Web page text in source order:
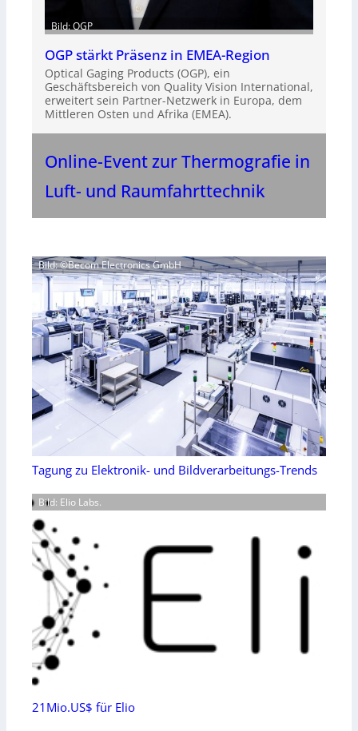
Bild: OGP
OGP stärkt Präsenz in EMEA-Region
Optical Gaging Products (OGP), ein
Geschäftsbereich von Quality Vision International,
erweitert sein Partner-Netzwerk in Europa, dem
Mittleren Osten und Afrika (EMEA).
Online-Event zur Thermografie in
Luft- und Raumfahrttechnik
Bild: ©Becom Electronics GmbH
Tagung zu Elektronik- und Bildverarbeitungs-Trends
Bild: Elio Labs.
21Mio.US$ für Elio